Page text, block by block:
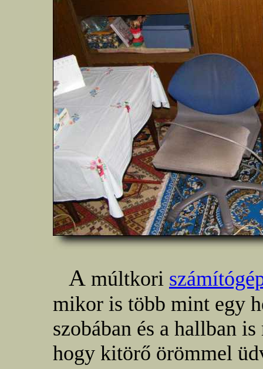
A múltkori
mikor is több mint egy
szobában és a hallban
hogy kitörő örömmel